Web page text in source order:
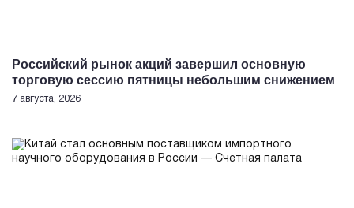
Российский рынок акций завершил основную
торговую сессию пятницы небольшим снижением
7 августа, 2026